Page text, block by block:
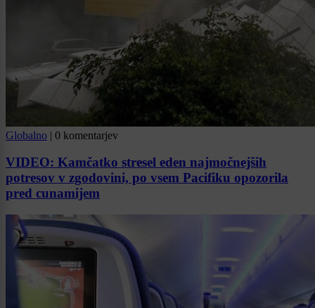
Globalno | 0 komentarjev
VIDEO: Kamčatko stresel eden najmočnejših
potresov v zgodovini, po vsem Pacifiku opozorila
pred cunamijem